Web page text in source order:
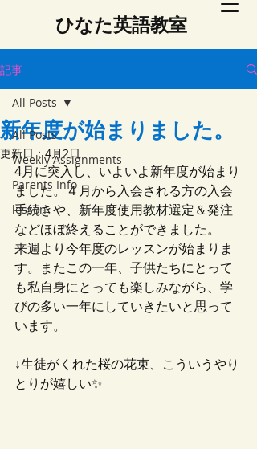
​ひなた英語教室
記事
All Posts
Weekly Assignments
Parents Info
lesson
All Posts
新年度が始まりました。
更新日：4月2日
4月に突入し、いよいよ新年度が始まり
ました。４月から入会される方の入会
手続きや、新年度使用教材選定＆発注
などほぼ終えることができました。
来週より今年度のレッスンが始まりま
す。またこの一年、子供たちにとって
も私自身にとっても楽しみながら、学
びの多い一年にしていきたいと思って
います。
↓生徒がくれた桜の花束、こういうやり
とりが嬉しい✨